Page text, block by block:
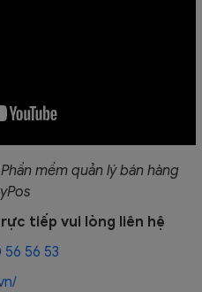
mềm quản lý bán hàng
tiếp vui lòng liên hệ
56 56 53